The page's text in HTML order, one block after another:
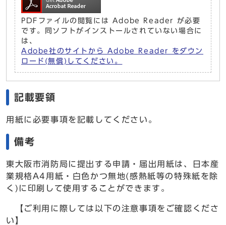
PDFファイルの閲覧には Adobe Reader が必要
です。同ソフトがインストールされていない場合に
は、
Adobe社のサイトから Adobe Reader をダウン
ロード(無償)してください。
記載要領
用紙に必要事項を記載してください。
備考
東大阪市消防局に提出する申請・届出用紙は、日本産
業規格A4用紙・白色かつ無地(感熱紙等の特殊紙を除
く)に印刷して使用することができます。
【ご利用に際しては以下の注意事項をご確認くださ
い】